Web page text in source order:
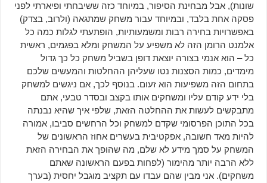
שונות), אבל מבחינת הסיפור, במיוחד כזה ששיבחתי ופיארתי לפני
פסקה אחת בלבד, ובמיוחד עבור משחק שמתגאה (ולרוב, בצדק)
באפשרויות בחירה רבות ומשמעותיות, הופתעתי לגלות כמה כל
אלמנט הרומן הזה לא משפיע על המשחק ומלא בפגמים, ראשית
כל – הוא אנמי בצורה יוצאת דופן בשביל משחק כל כך גדול
מימדים, כמות הסצנות נטו שעליהן ההחלטות והמעשים שלכם
בתחום הזה משפיעות הוא זעום. בנוסף לכך, אם ניגשים למשחק
בלי ידע קודם עליו ומשחקים אותו בקצב ובסדר טבעי, אתם
מתבקשים לעשות את ההחלטה הזאת, שלפי איך שהיא נבנתה
בכל התוכן הפרסומי שקדם למשחק וכל הרחשים סביבו, אמורה
להיות מאד חשובה, אפקטיבית בעשרים אחוז הראשונים של
המשחק על סמך מידע לא שלם, מה שהופך את הבחירה הזאת
ללא הרבה יותר מהימור (לפחות בפעם הראשונה שאתם
משחקים). אני מבין שהם עבדו עם תקציב מוגבל יחסית (בערך